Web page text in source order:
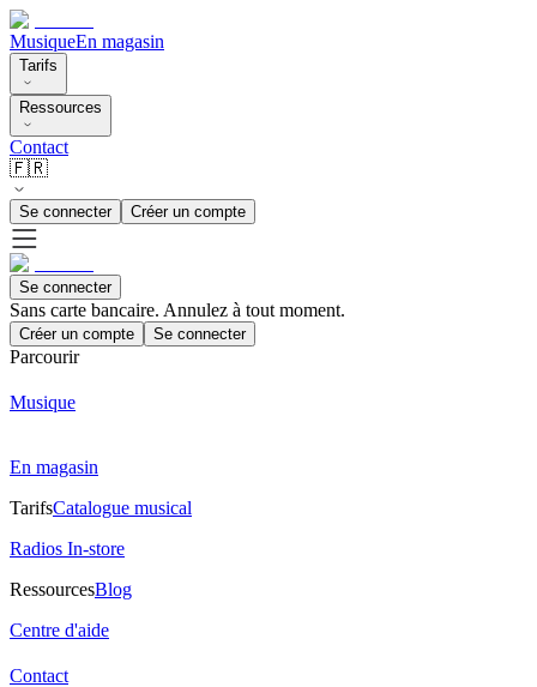
MusiqueEn magasin
Tarifs
Ressources
Contact
🇫🇷
Se connecter Créer un compte
Se connecter
Sans carte bancaire. Annulez à tout moment.
Créer un compte Se connecter
Parcourir
Musique
En magasin
TarifsCatalogue musical
Radios In-store
RessourcesBlog
Centre d'aide
Contact